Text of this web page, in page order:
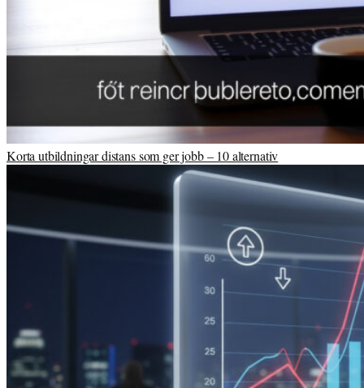
Korta utbildningar distans som ger jobb – 10 alternativ